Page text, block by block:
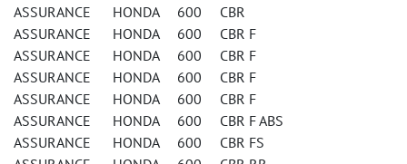
ASSURANCE HONDA 600 CBR
ASSURANCE HONDA 600 CBR F
ASSURANCE HONDA 600 CBR F
ASSURANCE HONDA 600 CBR F
ASSURANCE HONDA 600 CBR F
ASSURANCE HONDA 600 CBR F ABS
ASSURANCE HONDA 600 CBR FS